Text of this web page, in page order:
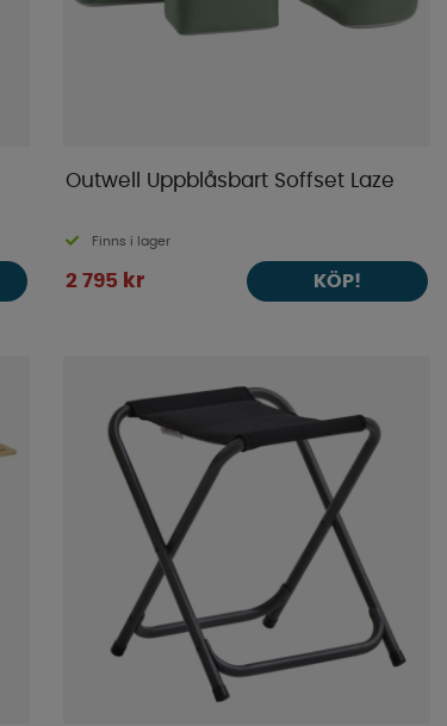
Outwell Uppblåsbart Soffset Laze
Finns i lager
2 795 kr KÖP!